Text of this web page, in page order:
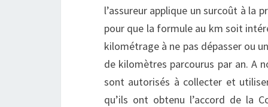
l’assureur applique un surcoût à la
pour que la formule au km soit
kilométrage à ne pas dépasser ou
de kilomètres parcourus par an. A
sont autorisés à collecter et
qu’ils ont obtenu l’accord de la